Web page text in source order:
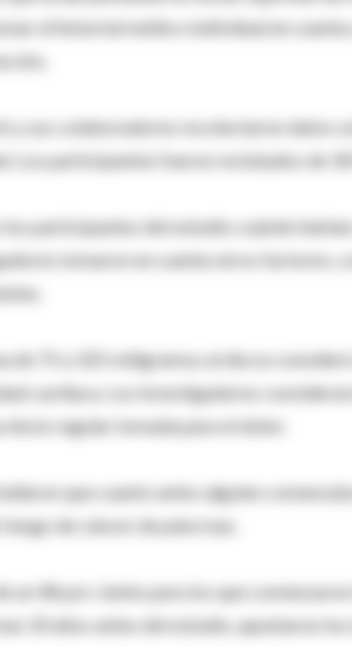
el historial médico individual en
y sus colaboradores recolectaron datos
Los participantes fueron reclutados de
los participantes del estudio cuándo
tomaron en cuenta otros factores,
de 75 a 325 miligramos al día se
cardiaca. Los investigadores
dosis regular tomada para el dolor.
que cuanto antes alguien
de cáncer de páncreas.
un 48 por ciento para los que
20 años antes del estudio, apuntaron los